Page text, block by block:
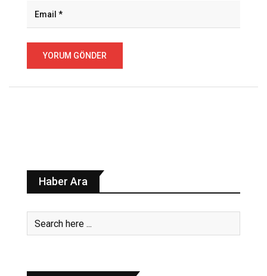
Haber Ara